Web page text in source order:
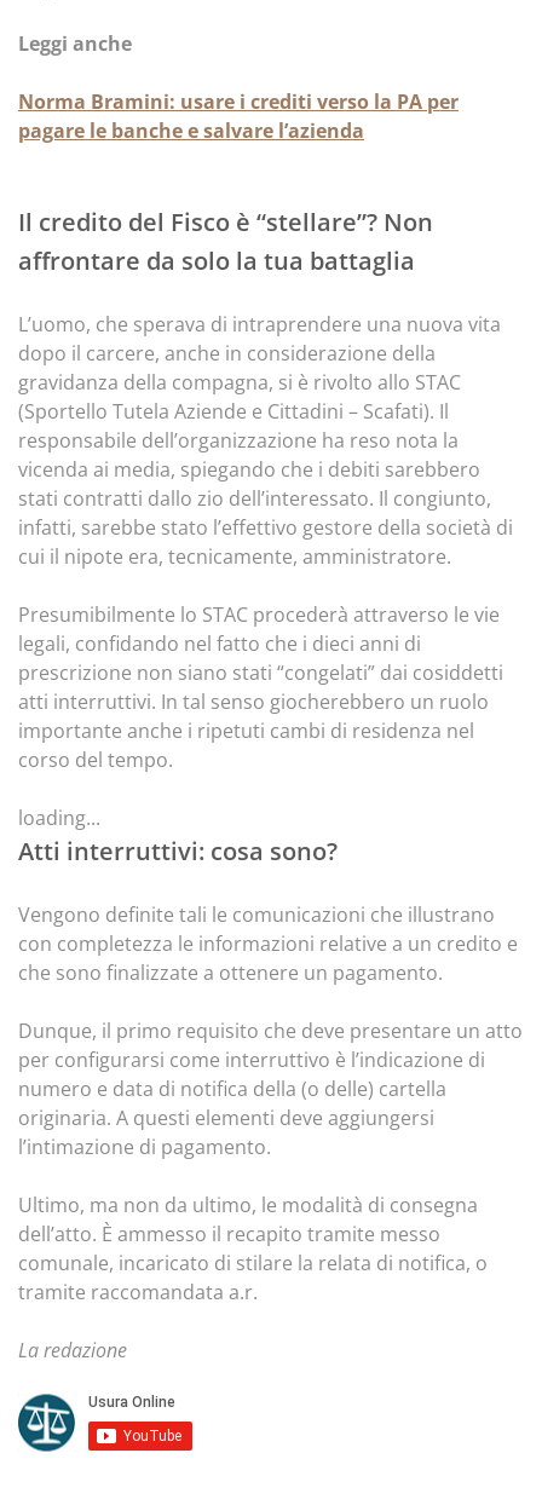
Leggi anche
Norma Bramini: usare i crediti verso la PA per
pagare le banche e salvare l’azienda
Il credito del Fisco è “stellare”? Non
affrontare da solo la tua battaglia
L’uomo, che sperava di intraprendere una nuova vita
dopo il carcere, anche in considerazione della
gravidanza della compagna, si è rivolto allo STAC
(Sportello Tutela Aziende e Cittadini – Scafati). Il
responsabile dell’organizzazione ha reso nota la
vicenda ai media, spiegando che i debiti sarebbero
stati contratti dallo zio dell’interessato. Il congiunto,
infatti, sarebbe stato l’effettivo gestore della società di
cui il nipote era, tecnicamente, amministratore.
Presumibilmente lo STAC procederà attraverso le vie
legali, confidando nel fatto che i dieci anni di
prescrizione non siano stati “congelati” dai cosiddetti
atti interruttivi. In tal senso giocherebbero un ruolo
importante anche i ripetuti cambi di residenza nel
corso del tempo.
loading...
Atti interruttivi: cosa sono?
Vengono definite tali le comunicazioni che illustrano
con completezza le informazioni relative a un credito e
che sono finalizzate a ottenere un pagamento.
Dunque, il primo requisito che deve presentare un atto
per configurarsi come interruttivo è l’indicazione di
numero e data di notifica della (o delle) cartella
originaria. A questi elementi deve aggiungersi
l’intimazione di pagamento.
Ultimo, ma non da ultimo, le modalità di consegna
dell’atto. È ammesso il recapito tramite messo
comunale, incaricato di stilare la relata di notifica, o
tramite raccomandata a.r.
La redazione